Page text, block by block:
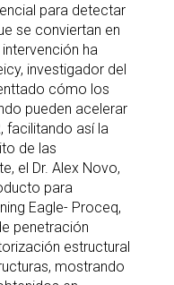
para detectar
se conviertan en
ha
investigador del
cómo los
pueden acelerar
facilitando así la
de las
el Dr. Alex Novo,
para
Eagle- Proceq,
penetración
estructural
mostrando